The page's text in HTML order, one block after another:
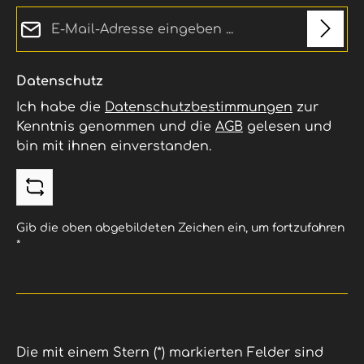
Datenschutz
Ich habe die Datenschutzbestimmungen zur
Kenntnis genommen und die AGB gelesen und
bin mit ihnen einverstanden.
Gib die oben abgebildeten Zeichen ein, um fortzufahren
*
Die mit einem Stern (*) markierten Felder sind